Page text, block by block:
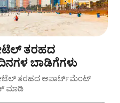
ತರಹದ
ಬಾಡಿಗೆಗಳು
ತರಹದ ಅಪಾರ್ಟ್‌‌ಮೆಂಟ್
ಮಾಡಿ